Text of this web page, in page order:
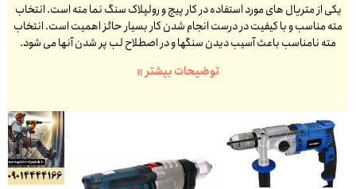
یکی از متریال های مورد استفاده در کار پیچ و رولپلاک سنگ نما مته است. انتخاب
مته مناسب و با کیفیت در درست انجام شدن کار بسیار حائز اهمیت است. انتخاب
مته نامناسب باعث آسیب دیدن سنگها و در اصطلاح لب پر شدن آنها می شود.
توضیحات بیشتر »